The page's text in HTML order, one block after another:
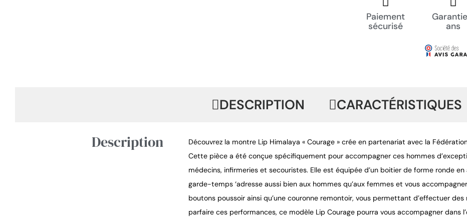
Paiement
sécurisé
ans
DESCRIPTION CARACTÉRISTIQUES
Description
Découvrez la montre Lip Himalaya « Courage » crée en partenariat avec la
Cette pièce a été conçue spécifiquement pour accompagner ces hommes
médecins, infirmeries et secouristes. Elle est équipée d’un boitier de forme ronde
garde-temps ‘adresse aussi bien aux hommes qu’aux femmes et vous
boutons poussoir ainsi qu’une couronne remontoir, vous permettant d’effectuer
parfaire ces performances, ce modèle Lip Courage pourra vous accompagner dans